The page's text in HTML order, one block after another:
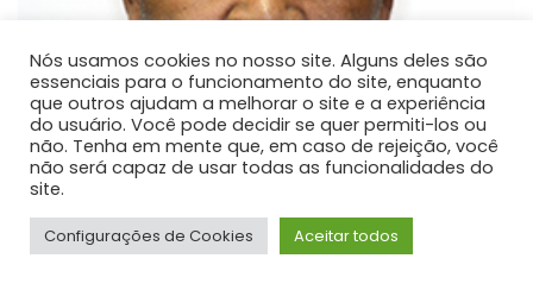
Dejair Dionisio
Nós usamos cookies no nosso site. Alguns deles são
essenciais para o funcionamento do site, enquanto
que outros ajudam a melhorar o site e a experiência
do usuário. Você pode decidir se quer permiti-los ou
não. Tenha em mente que, em caso de rejeição, você
não será capaz de usar todas as funcionalidades do
site.
Configurações de Cookies Aceitar todos